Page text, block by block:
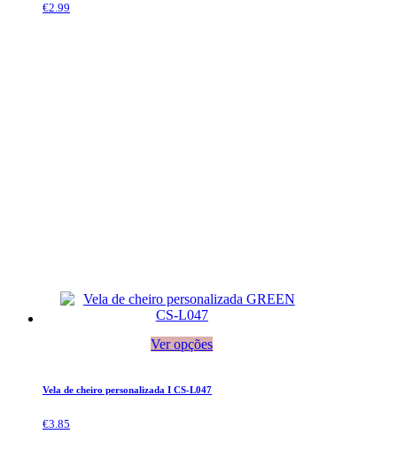
€2.99
Ver opções
Vela de cheiro personalizada I CS-L047
€3.85